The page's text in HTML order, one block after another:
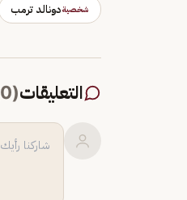
شخصيةدونالد ترمب
التعليقات(
0